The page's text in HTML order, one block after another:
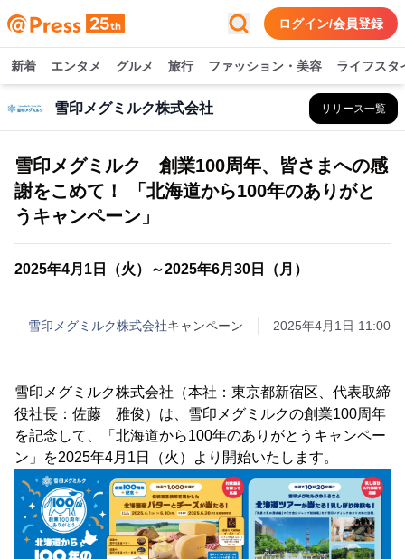
ログイン/会員登録
新着 エンタメ グルメ 旅行 ファッション・美容 ライフスタ
雪印メグミルク株式会社 リリース一覧
雪印メグミルク 創業100周年、皆さまへの感
謝をこめて！ 「北海道から100年のありがと
うキャンペーン」
2025年4月1日（火）～2025年6月30日（月）
雪印メグミルク株式会社キャンペーン 2025年4月1日 11:00
雪印メグミルク株式会社（本社：東京都新宿区、代表取締
役社長：佐藤 雅俊）は、雪印メグミルクの創業100周年
を記念して、「北海道から100年のありがとうキャンペー
ン」を2025年4月1日（火）より開始いたします。